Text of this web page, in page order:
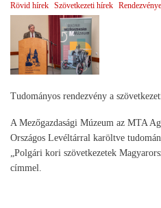
Rövid hírek Szövetkezeti hírek
Tudományos rendezvény a
A Mezőgazdasági Múzeum az MTA
Országos Levéltárral karöltve
„Polgári kori szövetkezetek
címmel.